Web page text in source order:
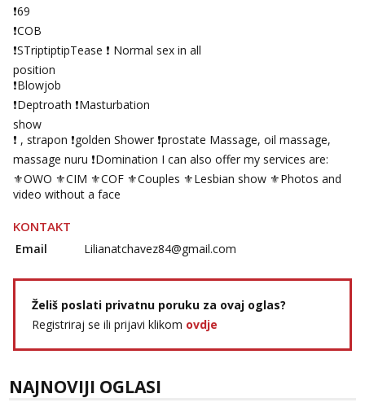
❗️69
❗️COB
❗️STriptiptipTease ❗️ Normal sex in all
position
❗️Blowjob
❗️Deptroath ❗️Masturbation
show
❗️ , strapon ❗️golden Shower ❗️prostate Massage, oil massage,
massage nuru ❗️Domination I can also offer my services are:
⚜️OWO ⚜️CIM ⚜️COF ⚜️Couples ⚜️Lesbian show ⚜️Photos and
video without a face
KONTAKT
Email Lilianatchavez84@gmail.com
Želiš poslati privatnu poruku za ovaj oglas?
Registriraj se ili prijavi klikom ovdje
NAJNOVIJI OGLASI